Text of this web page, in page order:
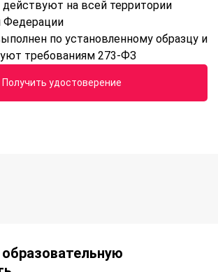
на всей территории
Федерации
по установленному образцу и
требованиям 273-ФЗ
Получить удостоверение